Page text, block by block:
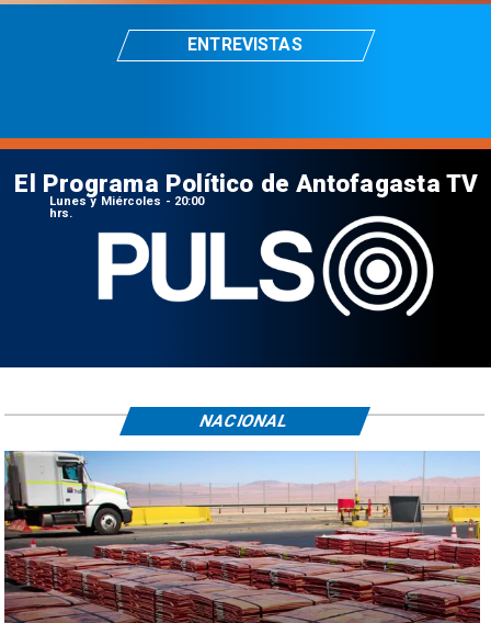
ENTREVISTAS
El Programa Político de Antofagasta TV
Lunes y Miércoles - 20:00
hrs.
NACIONAL